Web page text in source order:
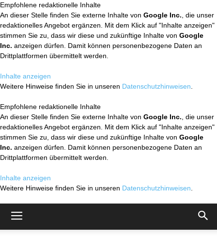
Empfohlene redaktionelle Inhalte
An dieser Stelle finden Sie externe Inhalte von Google Inc. , die unser
redaktionelles Angebot ergänzen. Mit dem Klick auf "Inhalte anzeigen"
stimmen Sie zu, dass wir diese und zukünftige Inhalte von Google
Inc. anzeigen dürfen. Damit können personenbezogene Daten an
Drittplattformen übermittelt werden.
Inhalte anzeigen
Weitere Hinweise finden Sie in unseren Datenschutzhinweisen
Empfohlene redaktionelle Inhalte
An dieser Stelle finden Sie externe Inhalte von Google Inc. , die unser
redaktionelles Angebot ergänzen. Mit dem Klick auf "Inhalte anzeigen"
stimmen Sie zu, dass wir diese und zukünftige Inhalte von Google
Inc. anzeigen dürfen. Damit können personenbezogene Daten an
Drittplattformen übermittelt werden.
Inhalte anzeigen
Weitere Hinweise finden Sie in unseren Datenschutzhinweisen